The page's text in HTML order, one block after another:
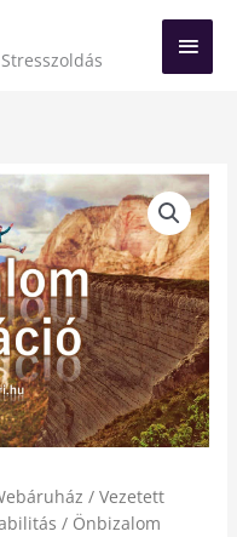
Main
/Vezetett
/ Önbizalom